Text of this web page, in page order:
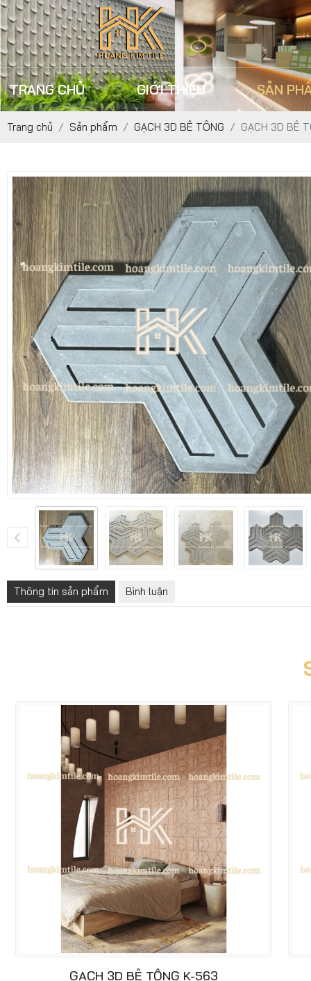
TRANG CHỦ GIỚI THIỆU SẢN
Trang chủ Sản phẩm GẠCH 3D BÊ TÔNG GẠCH 3D BÊ
Thông tin sản phẩm Bình luận
GẠCH 3D BÊ TÔNG K-563